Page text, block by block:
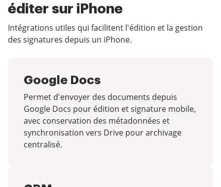
éditer sur iPhone
Intégrations utiles qui facilitent l'édition et la gestion
des signatures depuis un iPhone.
Google Docs
Permet d'envoyer des documents depuis
Google Docs pour édition et signature mobile,
avec conservation des métadonnées et
synchronisation vers Drive pour archivage
centralisé.